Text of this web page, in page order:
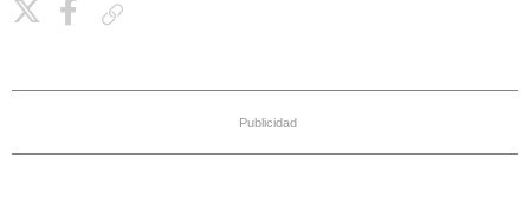
Publicidad